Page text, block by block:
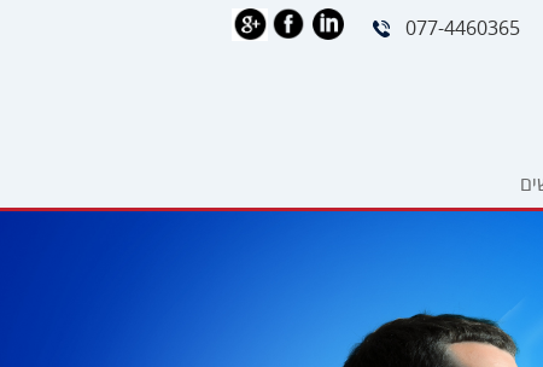
077-4460365